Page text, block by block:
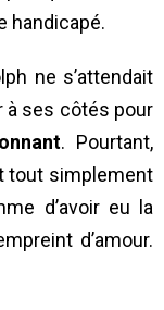
handicapé.
ne s’attendait
à ses côtés pour
. Pourtant,
tout simplement
d’avoir eu la
d’amour.